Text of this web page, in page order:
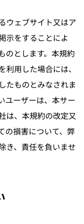
ウェブサイト又はア
示をすることによ
のとします。本規約
用した場合には、
たものとみなされま
ユーザーは、本サー
は、本規約の改定又
の損害について、弊
き、責任を負いませ